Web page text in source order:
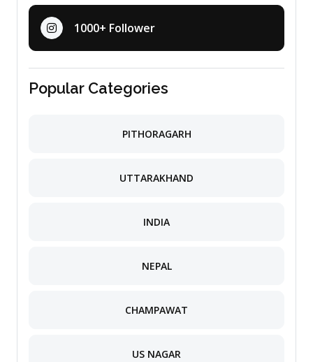
1000+ Follower
Popular Categories
PITHORAGARH
UTTARAKHAND
INDIA
NEPAL
CHAMPAWAT
US NAGAR